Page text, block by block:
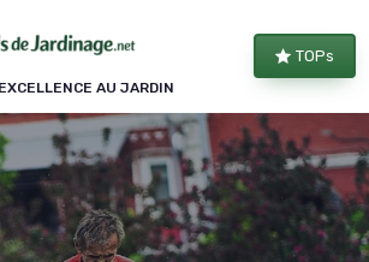
AU JARDIN
TOPs
des cookies